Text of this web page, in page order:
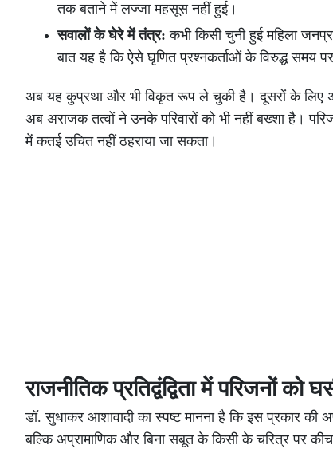
तक बताने में लज्जा महसूस नहीं हुई।
सवालों के घेरे में तंत्र: कभी किसी चुनी हुई महिला
बात यह है कि ऐसे घृणित प्रश्नकर्ताओं के विरुद्ध समय
अब यह कुप्रथा और भी विकृत रूप ले चुकी है। दूसरों के लिए
अब अराजक तत्वों ने उनके परिवारों को भी नहीं बख्शा है।
में कतई उचित नहीं ठहराया जा सकता।
राजनीतिक प्रतिद्वंद्विता में परिजनों को
डॉ. सुधाकर आशावादी का स्पष्ट मानना है कि इस प्रकार की
बल्कि अप्रामाणिक और बिना सबूत के किसी के चरित्र पर